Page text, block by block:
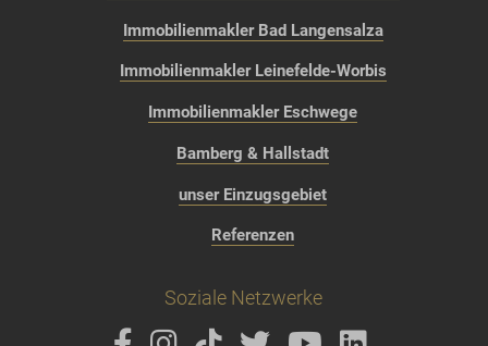
Immobilienmakler Bad Langensalza
Immobilienmakler Leinefelde-Worbis
Immobilienmakler Eschwege
Bamberg & Hallstadt
unser Einzugsgebiet
Referenzen
Soziale Netzwerke